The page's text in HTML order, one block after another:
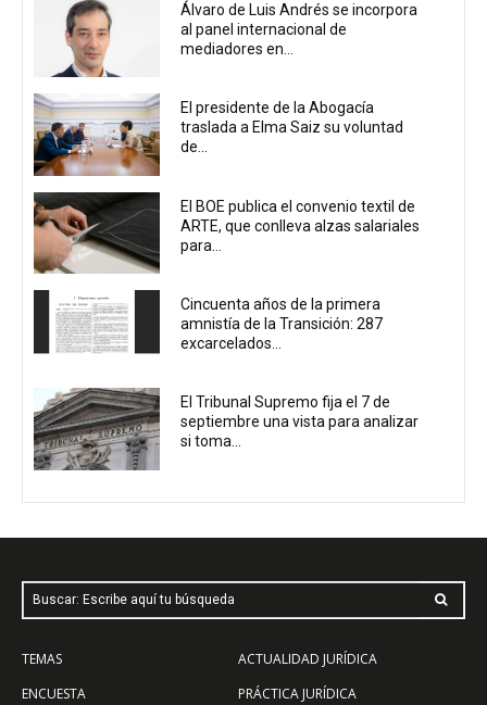
Álvaro de Luis Andrés se incorpora
al panel internacional de
mediadores en...
El presidente de la Abogacía
traslada a Elma Saiz su voluntad
de...
El BOE publica el convenio textil de
ARTE, que conlleva alzas salariales
para...
Cincuenta años de la primera
amnistía de la Transición: 287
excarcelados...
El Tribunal Supremo fija el 7 de
septiembre una vista para analizar
si toma...
Buscar: Escribe aquí tu búsqueda
TEMAS
ENCUESTA
ACTUALIDAD JURÍDICA
PRÁCTICA JURÍDICA